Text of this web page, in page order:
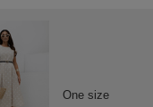
One size